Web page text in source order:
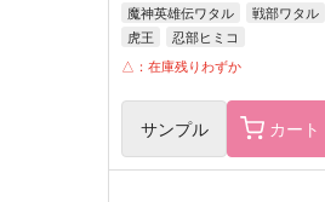
魔神英雄伝ワタル
戦部ワタル
虎王
忍部ヒミコ
△：在庫残りわずか
サンプル カート